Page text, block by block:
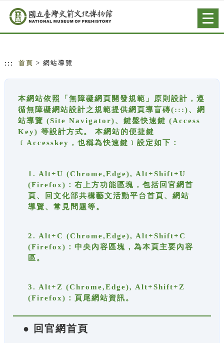
跳到主要內容
網站導覽
::: 首頁 > 網站導覽
本網站依照「無障礙網頁開發規範」原則設計，遵
循無障礙網站設計之規範提供網頁導盲磚(:::)、網
站導覽 (Site Navigator)、鍵盤快速鍵 (Access
Key) 等設計方式。 本網站的便捷鍵
﹝Accesskey，也稱為快速鍵﹞設定如下：
1. Alt+U (Chrome,Edge), Alt+Shift+U
(Firefox)：右上方功能區塊，包括回官網首
頁、回文化部共構藝文活動平台首頁、網站
導覽、常見問題等。
2. Alt+C (Chrome,Edge), Alt+Shift+C
(Firefox)：中央內容區塊，為本頁主要內容
區。
3. Alt+Z (Chrome,Edge), Alt+Shift+Z
(Firefox)：頁尾網站資訊。
● 回官網首頁